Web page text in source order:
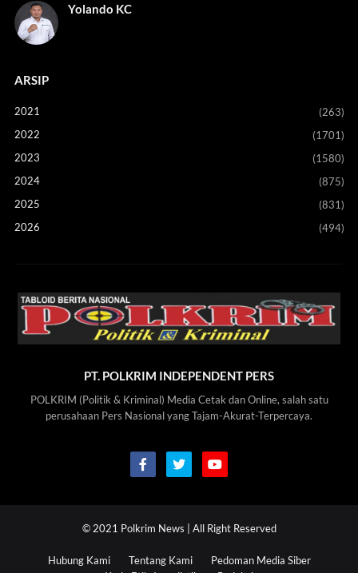
Yolando KC
ARSIP
2021
(263)
2022
(1701)
2023
(1580)
2024
(875)
2025
(831)
2026
(494)
PT. POLKRIM INDEPENDENT PERS
POLKRIM (Politik & Kriminal) Media Cetak dan Online, salah satu
perusahaan Pers Nasional yang Tajam-Akurat-Terpercaya.
© 2021 Polkrim News | All Right Reserved
Hubung Kami Tentang Kami
Pedoman Media Siber